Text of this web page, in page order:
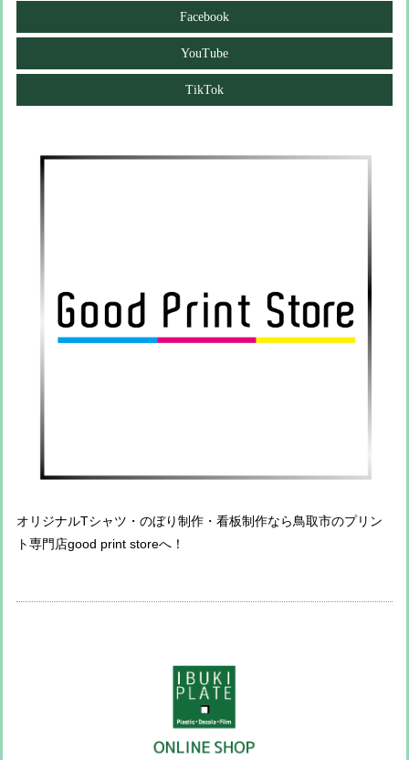
Facebook
YouTube
TikTok
オリジナルTシャツ・のぼり制作・看板制作なら鳥取市のプリン
ト専門店good print storeへ！